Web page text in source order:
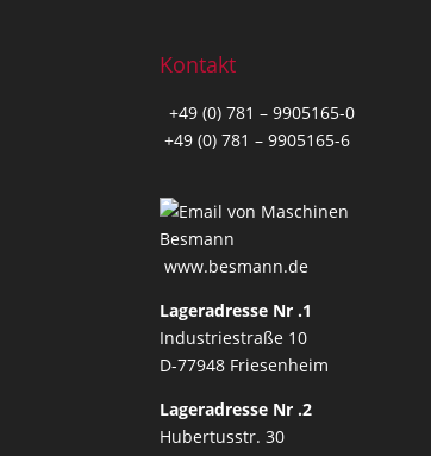
s
p
e
a
l
l
y
c
r
a
t
Kontakt
+49 (0) 781 – 9905165-0
+49 (0) 781 – 9905165-6
www.besmann.de
Lageradresse Nr .1
Industriestraße 10
D-77948 Friesenheim
Lageradresse Nr .2
Hubertusstr. 30